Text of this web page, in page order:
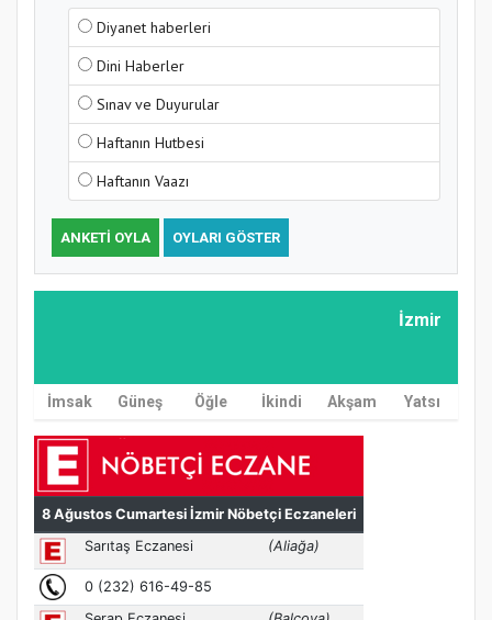
MÜFTÜ ABULSELAM ÖZDERE’YE ZİYARET
Diyanet haberleri
Dini Haberler
Sınav ve Duyurular
Haftanın Hutbesi
Haftanın Vaazı
ANKETI OYLA OYLARI GÖSTER
İzmir
İmsak Güneş Öğle İkindi Akşam Yatsı